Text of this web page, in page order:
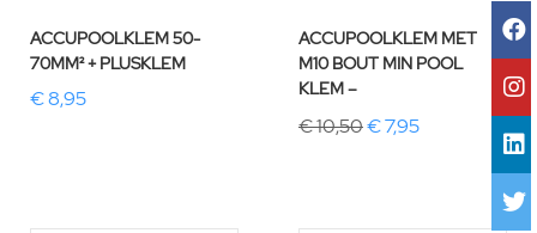
ACCUPOOLKLEM 50-
70MM² + PLUSKLEM
€ 8,95
ACCUPOOLKLEM MET
M10 BOUT MIN POOL
KLEM –
€ 10,50€ 7,95